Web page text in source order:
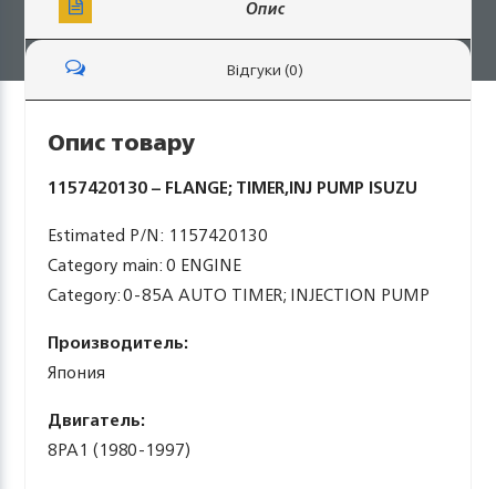
Опис
Відгуки (0)
Опис товару
1157420130 – FLANGE; TIMER,INJ PUMP ISUZU
Estimated P/N: 1157420130
Category main: 0 ENGINE
Category: 0-85A AUTO TIMER; INJECTION PUMP
Производитель:
Япония
Двигатель:
8PA1 (1980-1997)